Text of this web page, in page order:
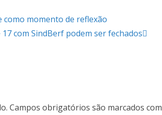
momento de reflexão
com SindBerf podem ser fechados
Campos obrigatórios são marcados com